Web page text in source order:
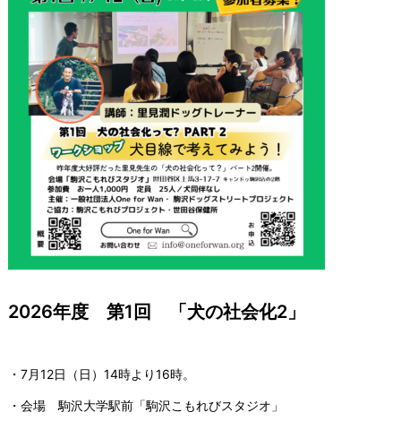
2026年度 第1回 「犬の社会化2」
・7月12日（日）14時より16時。
・会場 駒沢大学駅前「駒沢こもれびスタジオ」